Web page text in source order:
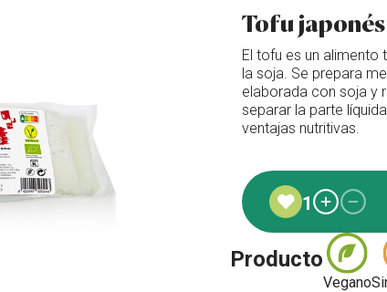
Tofu
El tofu es un alimento
la soja. Se prepara
elaborada con soja y
separar la parte
ventajas nutritivas.
1
Producto
Vegano